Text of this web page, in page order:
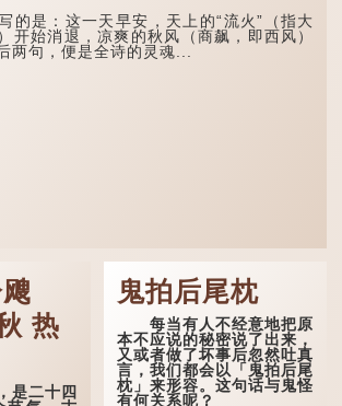
是：这一天早安，天上的“流火”（指大
开始消退，凉爽的秋风（商飙，即西风）
两句，便是全诗的灵魂...
热
二十四
鬼拍后尾枕
每当有人不经意地把原
本不应说的秘密说了出来，
又或者做了坏事后忽然吐真
言，我们都会以「鬼拍后尾
枕」来形容。这句话与鬼怪
有何关系呢？